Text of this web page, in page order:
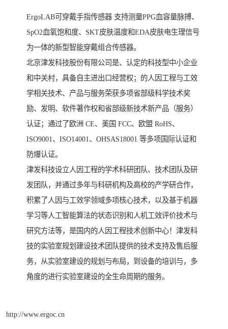
ErgoLAB可穿戴手指传感器 支持测量PPG血容量脉搏、
SpO2血氧饱和度、SKT皮肤温度和EDA皮肤电生理信号
为一体的新型智能穿戴组合传感器。
北京津发科技股份有限公司是、认定的科技型中小企业
和中关村，具备自主进出口经营权；的人因工程与工效
学相关技术、产品与服务荣获多项省部级科学技术奖
励、发明、软件著作权和省部级新技术新产品（服务）
认证；通过了欧洲 CE、美国 FCC、欧盟 RoHS、
ISO9001、ISO14001、OHSAS18001 等多项国际认证和
防爆认证。
津发科技设立人因工程的学术科研团队、技术团队及研
发团队，并通过多年与科研机构及高校的产学研合作，
积累了人因与工效学领域多项核心技术，以及基于机器
学习等人工智能算法的状态识别和人机工效评价技术与
研究方法等，是国内的人因工程技术创新中心！津发科
技的实验室规划建设技术团队提供的技术支持及售后服
务，从实验室建设的规划与布局，到设备的培训与，多
角度的进行实验室建设的全生命周期的服务。
http://www.ergoc.cn